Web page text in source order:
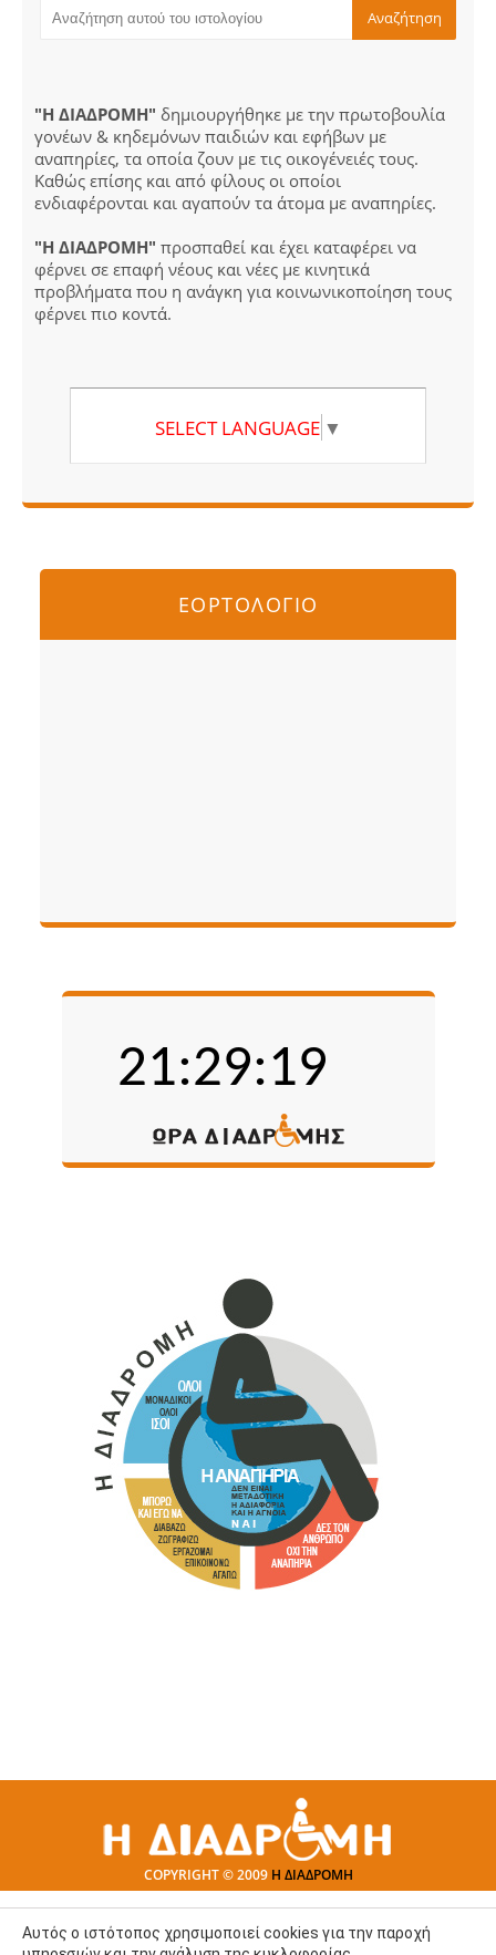
"Η ΔΙΑΔΡΟΜΗ" δημιουργήθηκε με την πρωτοβουλία
γονέων & κηδεμόνων παιδιών και εφήβων με
αναπηρίες, τα οποία ζουν με τις οικογένειές τους.
Καθώς επίσης και από φίλους οι οποίοι
ενδιαφέρονται και αγαπούν τα άτομα με αναπηρίες.
"Η ΔΙΑΔΡΟΜΗ" προσπαθεί και έχει καταφέρει να
φέρνει σε επαφή νέους και νέες με κινητικά
προβλήματα που η ανάγκη για κοινωνικοποίηση τους
φέρνει πιο κοντά.
SELECT LANGUAGE ▼
ΕΟΡΤΟΛΟΓΙΟ
COPYRIGHT © 2009 Η ΔΙΑΔΡΟΜΗ
Αυτός ο ιστότοπος χρησιμοποιεί cookies για την παροχή